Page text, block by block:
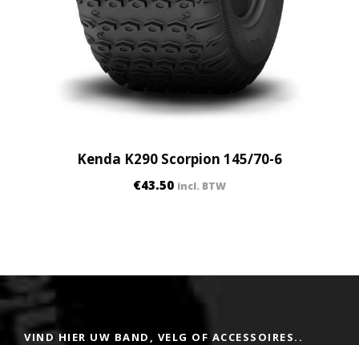
Kenda K290 Scorpion 145/70-6
€43.50 incl. BTW
VIND HIER UW BAND, VELG OF ACCESSOIRES..